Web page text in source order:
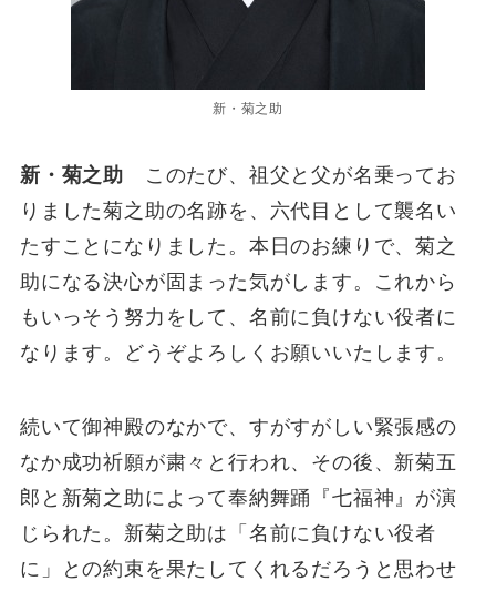
新・菊之助
新・菊之助 このたび、祖父と父が名乗ってお
りました菊之助の名跡を、六代目として襲名い
たすことになりました。本日のお練りで、菊之
助になる決心が固まった気がします。これから
もいっそう努力をして、名前に負けない役者に
なります。どうぞよろしくお願いいたします。
続いて御神殿のなかで、すがすがしい緊張感の
なか成功祈願が粛々と行われ、その後、新菊五
郎と新菊之助によって奉納舞踊『七福神』が演
じられた。新菊之助は「名前に負けない役者
に」との約束を果たしてくれるだろうと思わせ